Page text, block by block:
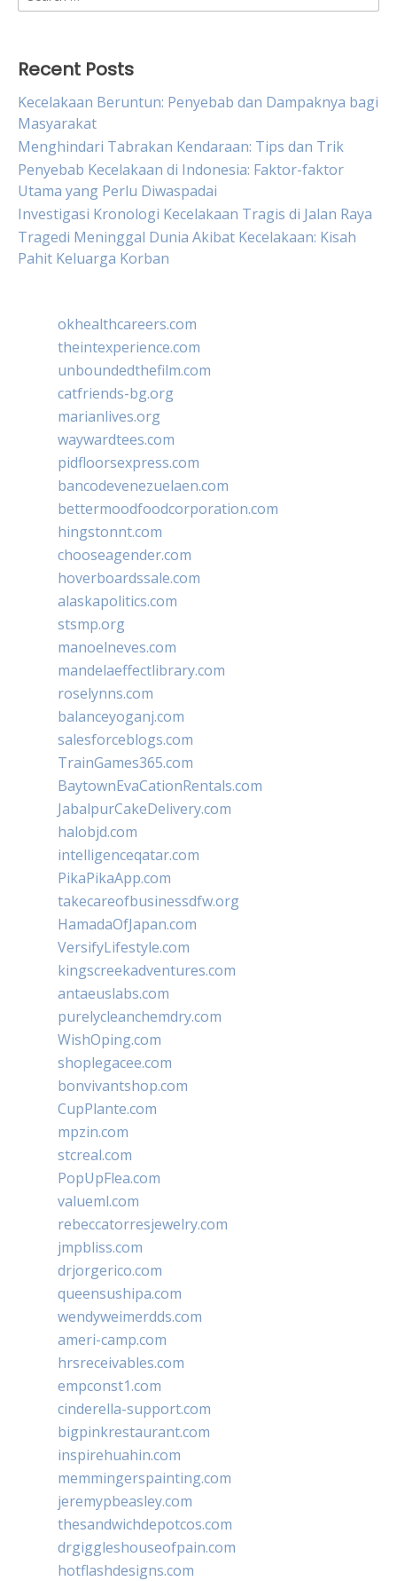
for:
Recent Posts
Kecelakaan Beruntun: Penyebab dan Dampaknya bagi
Masyarakat
Menghindari Tabrakan Kendaraan: Tips dan Trik
Penyebab Kecelakaan di Indonesia: Faktor-faktor
Utama yang Perlu Diwaspadai
Investigasi Kronologi Kecelakaan Tragis di Jalan Raya
Tragedi Meninggal Dunia Akibat Kecelakaan: Kisah
Pahit Keluarga Korban
okhealthcareers.com
theintexperience.com
unboundedthefilm.com
catfriends-bg.org
marianlives.org
waywardtees.com
pidfloorsexpress.com
bancodevenezuelaen.com
bettermoodfoodcorporation.com
hingstonnt.com
chooseagender.com
hoverboardssale.com
alaskapolitics.com
stsmp.org
manoelneves.com
mandelaeffectlibrary.com
roselynns.com
balanceyoganj.com
salesforceblogs.com
TrainGames365.com
BaytownEvaCationRentals.com
JabalpurCakeDelivery.com
halobjd.com
intelligenceqatar.com
PikaPikaApp.com
takecareofbusinessdfw.org
HamadaOfJapan.com
VersifyLifestyle.com
kingscreekadventures.com
antaeuslabs.com
purelycleanchemdry.com
WishOping.com
shoplegacee.com
bonvivantshop.com
CupPlante.com
mpzin.com
stcreal.com
PopUpFlea.com
valueml.com
rebeccatorresjewelry.com
jmpbliss.com
drjorgerico.com
queensushipa.com
wendyweimerdds.com
ameri-camp.com
hrsreceivables.com
empconst1.com
cinderella-support.com
bigpinkrestaurant.com
inspirehuahin.com
memmingerspainting.com
jeremypbeasley.com
thesandwichdepotcos.com
drgiggleshouseofpain.com
hotflashdesigns.com